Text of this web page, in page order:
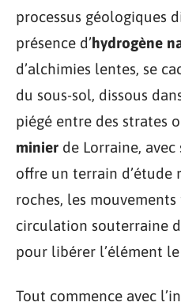
processus géologiques
présence d’hydrogène
d’alchimies lentes, se
du sous-sol, dissous
piégé entre des strates
minier de Lorraine,
offre un terrain d’étude
roches, les
circulation souterraine
pour libérer l’élément
Tout commence avec